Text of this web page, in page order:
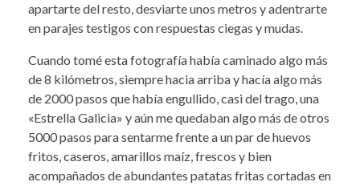
apartarte del resto, desviarte unos metros y adentrarte
en parajes testigos con respuestas ciegas y mudas.
Cuando tomé esta fotografía había caminado algo más
de 8 kilómetros, siempre hacia arriba y hacía algo más
de 2000 pasos que había engullido, casi del trago, una
«Estrella Galicia» y aún me quedaban algo más de otros
5000 pasos para sentarme frente a un par de huevos
fritos, caseros, amarillos maíz, frescos y bien
acompañados de abundantes patatas fritas cortadas en